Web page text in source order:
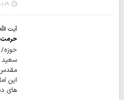
آیت
سعید
این
های